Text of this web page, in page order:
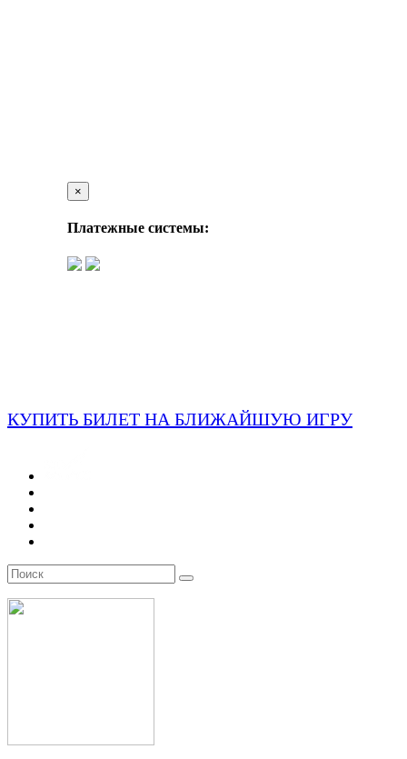
×
Платежные системы:
КУПИТЬ БИЛЕТ НА БЛИЖАЙШУЮ ИГРУ